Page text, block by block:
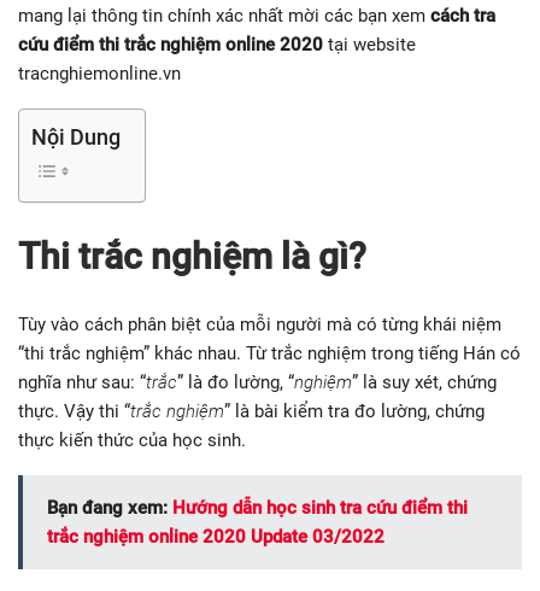
mang lại thông tin chính xác nhất mời các bạn xem cách tra
cứu điểm thi trắc nghiệm online 2020 tại website
tracnghiemonline.vn
Nội Dung
Thi trắc nghiệm là gì?
Tùy vào cách phân biệt của mỗi người mà có từng khái niệm
“thi trắc nghiệm” khác nhau. Từ trắc nghiệm trong tiếng Hán có
nghĩa như sau: “trắc” là đo lường, “nghiệm” là suy xét, chứng
thực. Vậy thi “trắc nghiệm” là bài kiểm tra đo lường, chứng
thực kiến thức của học sinh.
Bạn đang xem: Hướng dẫn học sinh tra cứu điểm thi
trắc nghiệm online 2020 Update 03/2022